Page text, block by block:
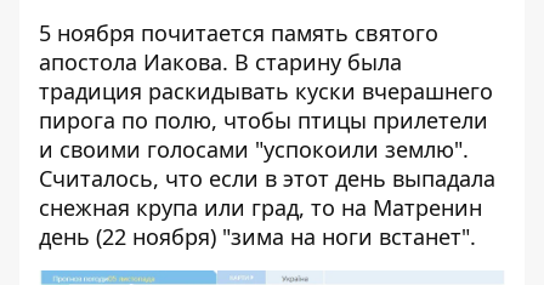
5 ноября почитается память святого
апостола Иакова. В старину была
традиция раскидывать куски вчерашнего
пирога по полю, чтобы птицы прилетели
и своими голосами "успокоили землю".
Считалось, что если в этот день выпадала
снежная крупа или град, то на Матренин
день (22 ноября) "зима на ноги встанет".